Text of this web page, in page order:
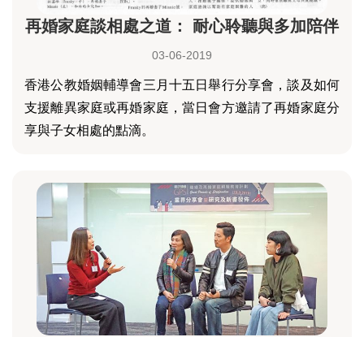
再婚家庭談相處之道： 耐心聆聽與多加陪伴
03-06-2019
香港公教婚姻輔導會三月十五日舉行分享會，談及如何
支援離異家庭或再婚家庭，當日會方邀請了再婚家庭分
享與子女相處的點滴。